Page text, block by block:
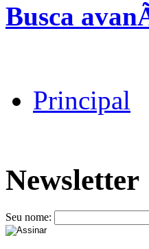
Busca
Principal
Newsletter
Seu nome: